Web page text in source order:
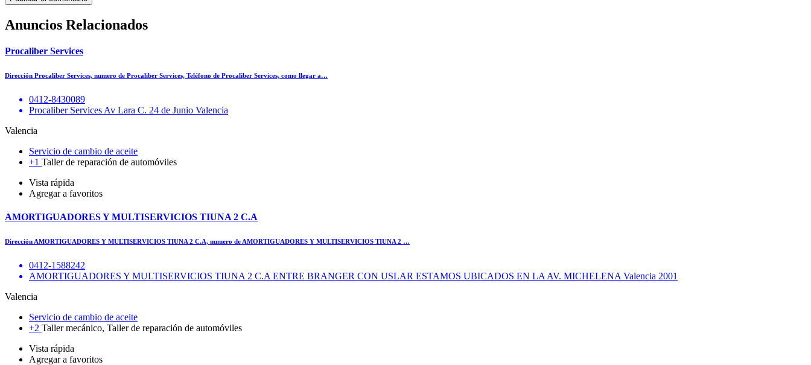
Anuncios Relacionados
Procaliber Services
Dirección Procaliber Services, numero de Procaliber Services, Teléfono de Procaliber Services, como llegar a…
0412-8430089
Procaliber Services Av Lara C. 24 de Junio Valencia
Valencia
Servicio de cambio de aceite
+1 Taller de reparación de automóviles
Vista rápida
Agregar a favoritos
AMORTIGUADORES Y MULTISERVICIOS TIUNA 2 C.A
Dirección AMORTIGUADORES Y MULTISERVICIOS TIUNA 2 C.A, numero de AMORTIGUADORES Y MULTISERVICIOS TIUNA 2 …
0412-1588242
AMORTIGUADORES Y MULTISERVICIOS TIUNA 2 C.A ENTRE BRANGER CON USLAR ESTAMOS UBICADOS EN LA AV. MICHELENA Valencia 2001
Valencia
Servicio de cambio de aceite
+2 Taller mecánico, Taller de reparación de automóviles
Vista rápida
Agregar a favoritos